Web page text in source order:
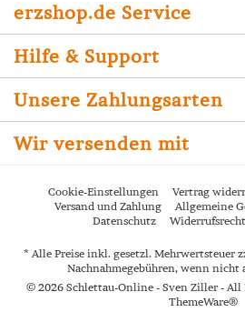
erzshop.de Service
Hilfe & Support
Unsere Zahlungsarten
Wir versenden mit
Cookie-Einstellungen Vertrag
Versand und Zahlung
Allgemeine
Datenschutz
Widerrufsrecht
* Alle Preise inkl. gesetzl. Mehrwertsteuer
Nachnahmegebühren, wenn nicht
© 2026 Schlettau-Online - Sven Ziller - All
ThemeWare®